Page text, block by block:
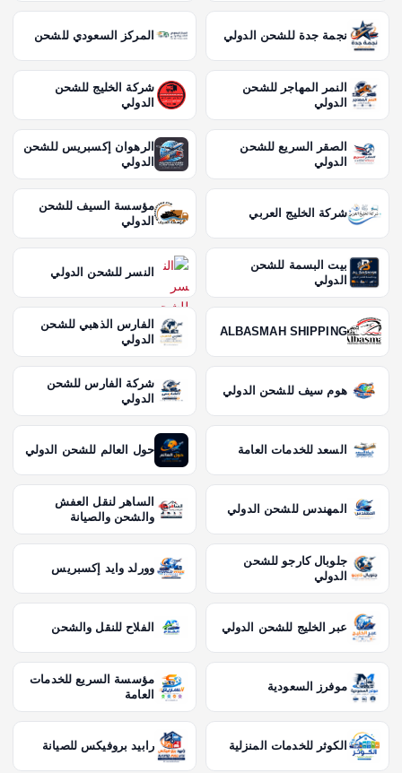
نجمة جدة للشحن الدولي المركز السعودي للشحن
النمر المهاجر للشحن
الدولي
شركة الخليج للشحن
الدولي
الصقر السريع للشحن
الدولي
الرهوان إكسبريس للشحن
الدولي
شركة الخليج العربي
مؤسسة السيف للشحن
الدولي
بيت البسمة للشحن
الدولي
النسر للشحن الدولي
ALBASMAH SHIPPING
الفارس الذهبي للشحن
الدولي
هوم سيف للشحن الدولي
شركة الفارس للشحن
الدولي
السعد للخدمات العامة حول العالم للشحن الدولي
المهندس للشحن الدولي
الساهر لنقل العفش
والشحن والصيانة
جلوبال كارجو للشحن
الدولي
وورلد وايد إكسبريس
عبر الخليج للشحن الدولي الفلاح للنقل والشحن
موفرز السعودية
مؤسسة السريع للخدمات
العامة
الكوثر للخدمات المنزلية رابيد بروفيكس للصيانة